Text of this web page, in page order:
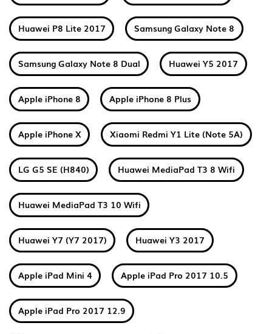
Huawei P8 Lite 2017 Samsung Galaxy Note 8
Samsung Galaxy Note 8 Dual Huawei Y5 2017
Apple iPhone 8 Apple iPhone 8 Plus
Apple iPhone X Xiaomi Redmi Y1 Lite (Note 5A)
LG G5 SE (H840) Huawei MediaPad T3 8 Wifi
Huawei MediaPad T3 10 Wifi
Huawei Y7 (Y7 2017) Huawei Y3 2017
Apple iPad Mini 4 Apple iPad Pro 2017 10.5
Apple iPad Pro 2017 12.9